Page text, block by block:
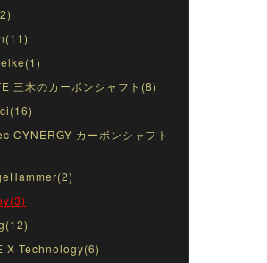
三木のカーボンシャフト(8)
CYNERGY カーボンシャフト
X Technology(6)